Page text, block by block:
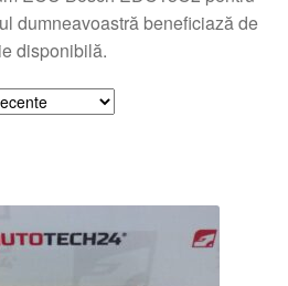
dumneavoastră beneficiază de
disponibilă.